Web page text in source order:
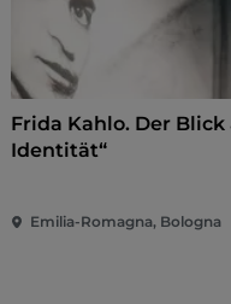
Frida Kahlo. Der Blick
Identität“
Emilia-Romagna, Bologna